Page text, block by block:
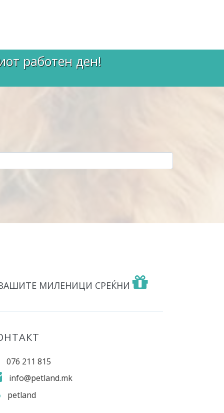
работен ден!
МИЛЕНИЦИ СРЕЌНИ
076 211 815
info@petland.mk
petland